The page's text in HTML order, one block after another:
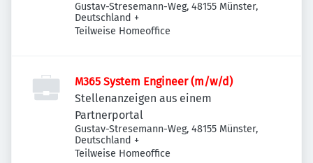
Gustav-Stresemann-Weg, 48155 Münster,
Deutschland +
Teilweise Homeoffice
M365 System Engineer (m/w/d)
Stellenanzeigen aus einem
Partnerportal
Gustav-Stresemann-Weg, 48155 Münster,
Deutschland +
Teilweise Homeoffice